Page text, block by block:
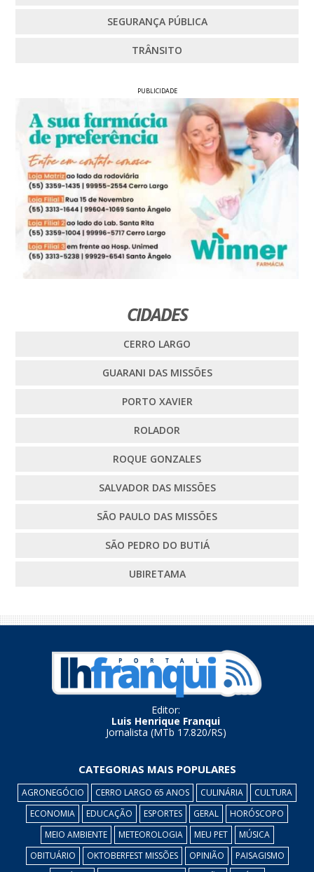
SEGURANÇA PÚBLICA
TRÂNSITO
PUBLICIDADE
CIDADES
CERRO LARGO
GUARANI DAS MISSÕES
PORTO XAVIER
ROLADOR
ROQUE GONZALES
SALVADOR DAS MISSÕES
SÃO PAULO DAS MISSÕES
SÃO PEDRO DO BUTIÁ
UBIRETAMA
Editor:
Luis Henrique Franqui
Jornalista (MTb 17.820/RS)
CATEGORIAS MAIS POPULARES
AGRONEGÓCIO CERRO LARGO 65 ANOS CULINÁRIA
CULTURA
ECONOMIA
EDUCAÇÃO ESPORTES GERAL
HORÓSCOPO
MEIO AMBIENTE
METEOROLOGIA MEU PET
MÚSICA
OBITUÁRIO
OKTOBERFEST MISSÕES OPINIÃO
PAISAGISMO